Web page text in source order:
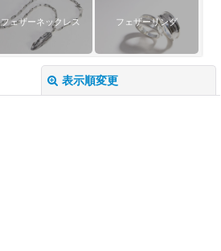
フェザーネックレス フェザーリング
表示順変更